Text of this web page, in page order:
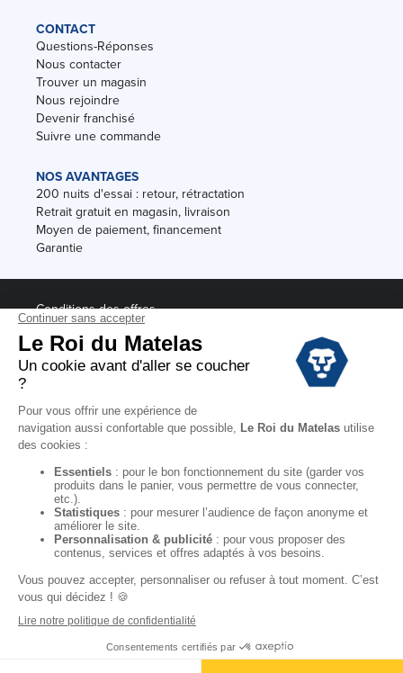
CONTACT
Questions-Réponses
Nous contacter
Trouver un magasin
Nous rejoindre
Devenir franchisé
Suivre une commande
NOS AVANTAGES
200 nuits d'essai : retour, rétractation
Retrait gratuit en magasin, livraison
Moyen de paiement, financement
Garantie
Conditions des offres
Black Friday
Destockage
Soldes
Conditions Générales de vente magasin
Conditions Générales de vente internet
Mentions Légales
Données personnelles
Codes promo Le Roi du Matelas
Copyright © 2022. All rights reserved.